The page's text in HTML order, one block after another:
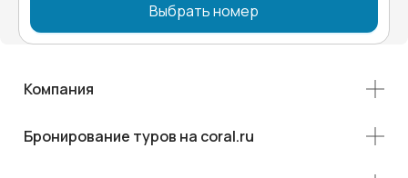
Выбрать номер
Компания
Бронирование туров на coral.ru